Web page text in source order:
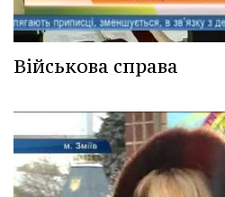
Військова справа